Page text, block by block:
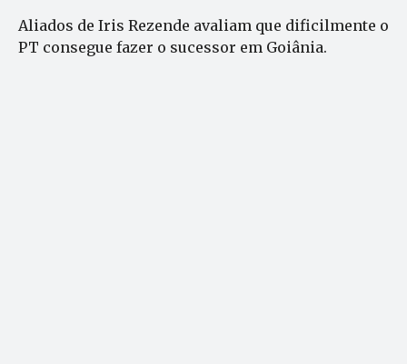
Aliados de Iris Rezende avaliam que dificilmente o
PT consegue fazer o sucessor em Goiânia.